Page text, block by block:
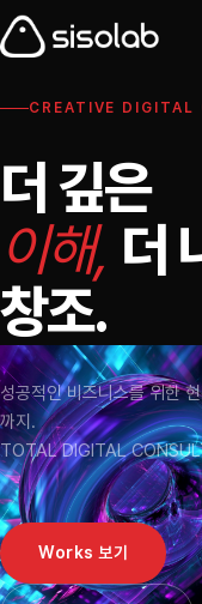
CREATIVE DIGITAL
더 깊은
이해, 더
창조.
성공적인 비즈니스를 위한
까지.
TOTAL DIGITAL
Works 보기